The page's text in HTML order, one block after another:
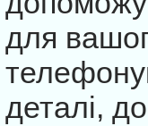
для
деталі,